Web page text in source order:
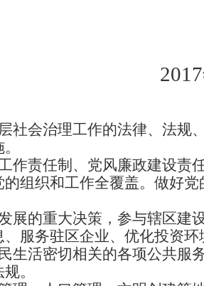
社会治理工作的法律、法
作责任制、党风廉政建设
组织和工作全覆盖。做好
展的重大决策，参与辖区
服务驻区企业、优化投资
生活密切相关的各项公共
。